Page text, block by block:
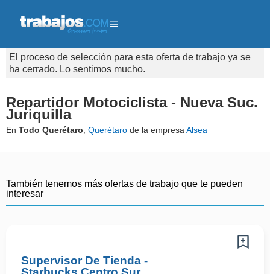
El proceso de selección para esta oferta de trabajo ya se
ha cerrado. Lo sentimos mucho.
Repartidor Motociclista - Nueva Suc.
Juriquilla
En Todo Querétaro Querétaro de la empresa Alsea
También tenemos más ofertas de trabajo que te pueden
interesar
Supervisor De Tienda -